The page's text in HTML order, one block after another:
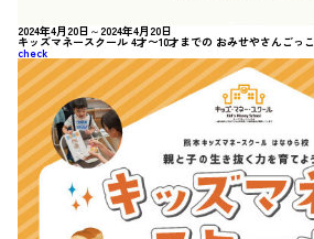
2024年4月20日～2024年4月20日
キッズマネースクール 4才〜10才までの おみせやさんごっこ
check